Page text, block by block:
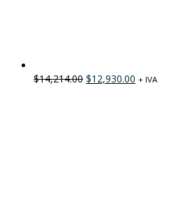
$14,214.00 $12,930.00 + IVA